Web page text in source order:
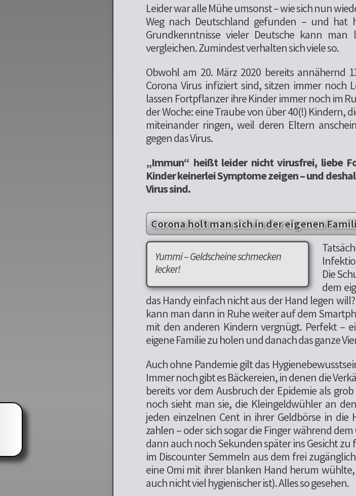
Leider war alle Mühe umsonst – wie sich nun
Weg nach Deutschland gefunden – und hat
Grundkenntnisse vieler Deutsche kann
vergleichen. Zumindest verhalten sich viele so.
Obwohl am 20. März 2020 bereits annähernd
Corona Virus infiziert sind, sitzen immer noch
lassen Fortpflanzer ihre Kinder immer noch im
der Woche: eine Traube von über 40(!) Kindern,
miteinander ringen, weil deren Eltern
gegen das Virus.
„Immun“ heißt leider nicht virusfrei, liebe
Kinder keinerlei Symptome zeigen – und
Virus sind.
Corona holt man sich in der eigenen
Yummi – Geldscheine schmecken
lecker!
Die
dem
das Handy einfach nicht aus der Hand legen
kann man dann in Ruhe weiter auf dem
mit den anderen Kindern vergnügt. Perfekt –
eigene Familie zu holen und danach das ganze
Auch ohne Pandemie gilt das
Immer noch gibt es Bäckereien, in denen die
bereits vor dem Ausbruch der Epidemie als
noch sieht man sie, die Kleingeldwühler an
jeden einzelnen Cent in ihrer Geldbörse in
zahlen – oder sich sogar die Finger während
dann auch noch Sekunden später ins Gesicht
im Discounter Semmeln aus dem frei
eine Omi mit ihrer blanken Hand herum
auch nicht viel hygienischer ist). Alles so gesehen.